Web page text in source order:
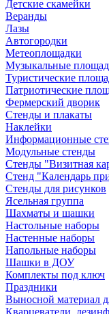
Детские скамейки
Веранды
Лазы
Автогородки
Метеоплощадки
Музыкальные
Туристические
Патриотические
Фермерский дворик
Стенды и плакаты
Наклейки
Информационные
Модульные стенды
Стенды "Визитная
Стенд "Календарь
Стенды для рисунков
Ясельная группа
Шахматы и шашки
Настольные наборы
Настенные наборы
Напольные наборы
Шашки в ДОУ
Комплекты под ключ
Праздники
Выносной материал
Кварцеватели,